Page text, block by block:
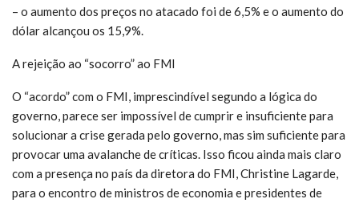
– o aumento dos preços no atacado foi de 6,5% e o aumento do
dólar alcançou os 15,9%.
A rejeição ao “socorro” ao FMI
O “acordo” com o FMI, imprescindível segundo a lógica do
governo, parece ser impossível de cumprir e insuficiente para
solucionar a crise gerada pelo governo, mas sim suficiente para
provocar uma avalanche de críticas. Isso ficou ainda mais claro
com a presença no país da diretora do FMI, Christine Lagarde,
para o encontro de ministros de economia e presidentes de